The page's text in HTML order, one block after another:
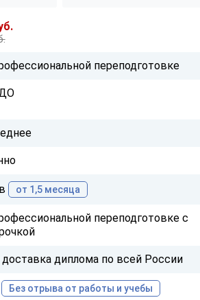
переподготовке
от 1,5 месяца
переподготовке с
доставка диплома по всей России
Без отрыва от работы и учебы